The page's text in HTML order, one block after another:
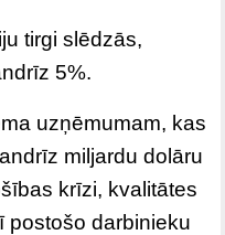
tirgi slēdzās,
5%.
uzņēmumam, kas
miljardu dolāru
krīzi, kvalitātes
postošo darbinieku